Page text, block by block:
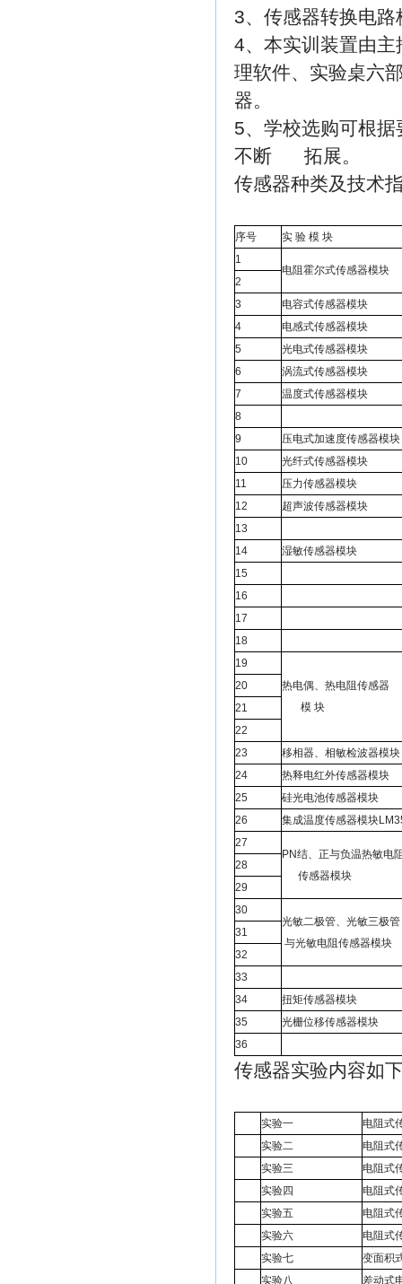
3、传感器转换电
4、本实训装置由
理软件、实验桌六
器。
5、学校选购可根
不断 拓展。
传感器种类及技术
序号
实 验 模 块
1
电阻霍尔式传感器模块
2
3
电容式传感器模块
4
电感式传感器模块
5
光电式传感器模块
6
涡流式传感器模块
7
温度式传感器模块
8
9
压电式加速度传感器模块
10
光纤式传感器模块
11
压力传感器模块
12
超声波传感器模块
13
14
湿敏传感器模块
15
16
17
18
19
热电偶、热电阻传感器
模 块
20
21
22
23
移相器、相敏检波器模块
24
热释电红外传感器模块
25
硅光电池传感器模块
26
集成温度传感器模块
27
PN结、正与负温热敏电
传感器模块
28
29
30
光敏二极管、光敏三极管
与光敏电阻传感器模块
31
32
33
34
扭矩传感器模块
35
光栅位移传感器模块
36
传感器实验内
实验一
电阻式
实验二
电阻式
实验三
电阻式
实验四
电阻式
实验五
电阻式
实验六
电阻式
实验七
变面积
实验八
差动式